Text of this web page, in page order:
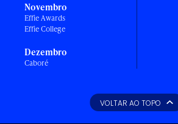
Novembro
Effie Awards
Effie College
Dezembro
Caboré
VOLTAR AO TOPO